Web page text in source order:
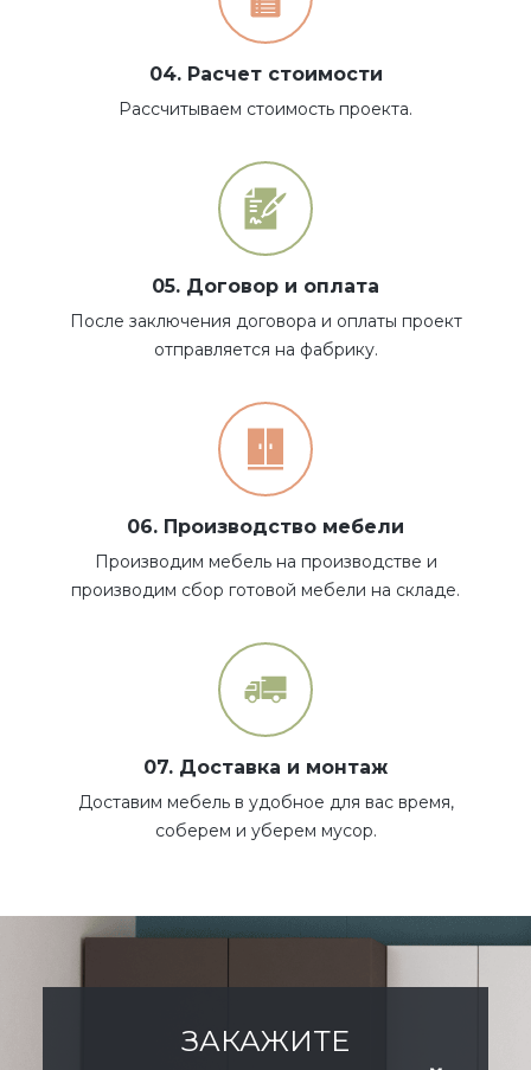
04. Расчет стоимости
Рассчитываем стоимость проекта.
05. Договор и оплата
После заключения договора и оплаты проект
отправляется на фабрику.
06. Производство мебели
Производим мебель на производстве и
производим сбор готовой мебели на складе.
07. Доставка и монтаж
Доставим мебель в удобное для вас время,
соберем и уберем мусор.
ЗАКАЖИТЕ